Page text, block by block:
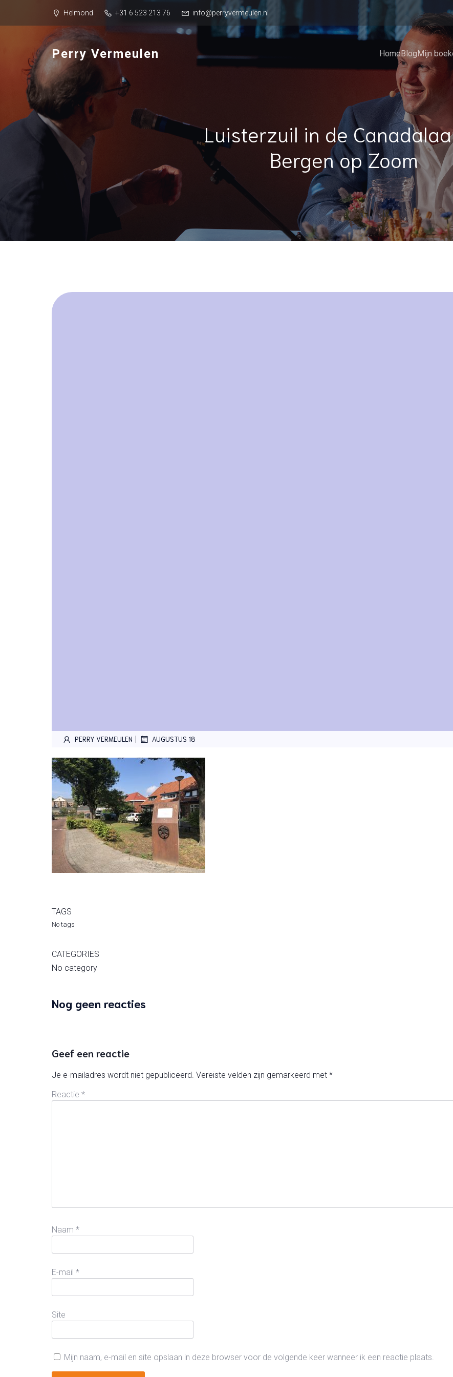
Helmond +31 6 523 213 76 info@perryvermeulen.nl
Perry Vermeulen HomeBlogMijn
Luisterzuil in de
Bergen op Zoom
PERRY VERMEULEN | AUGUSTUS 18
TAGS
No tags
CATEGORIES
No category
Nog geen reacties
Geef een reactie
Je e-mailadres wordt niet gepubliceerd. Vereiste velden zijn gemarkeerd met *
Reactie *
Naam *
E-mail *
Site
Mijn naam, e-mail en site opslaan in deze browser voor de volgende keer wanneer ik een reactie plaats.